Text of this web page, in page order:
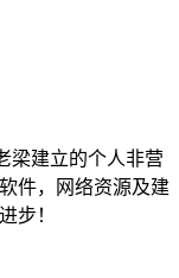
梁建立的个人非营
件，网络资源及建
步！